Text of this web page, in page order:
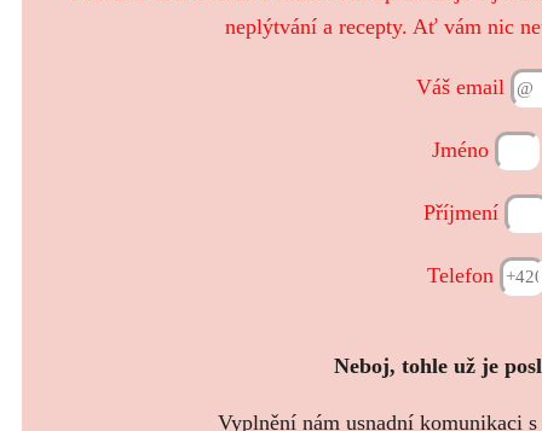
neplýtvání a recepty. Ať vám nic
Váš email
Jméno
Příjmení
Telefon
Neboj, tohle už je
Vyplnění nám usnadní komunikaci